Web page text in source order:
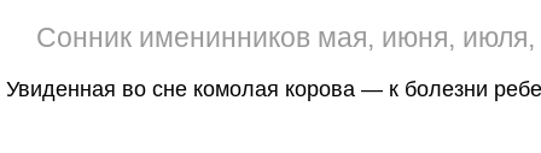
Сонник именинников мая, июня, июля,
Увиденная во сне комолая корова — к болезни